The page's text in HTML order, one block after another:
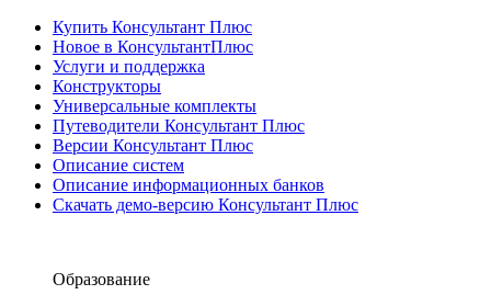
Купить Консультант Плюс
Новое в КонсультантПлюс
Услуги и поддержка
Конструкторы
Универсальные комплекты
Путеводители Консультант Плюс
Версии Консультант Плюс
Описание систем
Описание информационных банков
Скачать демо-версию Консультант Плюс
Образование